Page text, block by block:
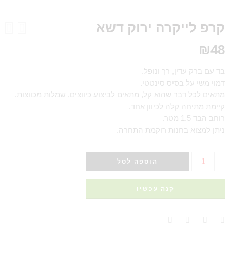
קרפ לייקרה ירוק דשא
₪48
בד עם ברק עדין, רך ונופל.
דמוי משי על בסיס סינטטי.
מתאים לכל דבר שהוא קל, מתאים לביצוע כיווצים, שמלות מכווצות.
קיימת מתיחה קלה לכיוון אחד.
רוחב הבד 1.5 מטר.
ניתן למצוא בחנות רוקמת התחרה.
הוספה לסל
קנה עכשיו